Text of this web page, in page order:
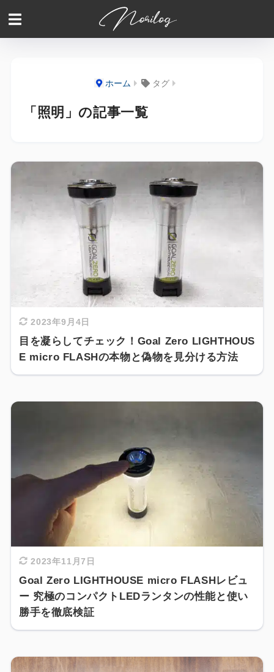
ホーム タグ
「照明」の記事一覧
2023年9月4日
目を凝らしてチェック！Goal Zero LIGHTHOUS
E micro FLASHの本物と偽物を見分ける方法
2023年11月7日
Goal Zero LIGHTHOUSE micro FLASHレビュ
ー 究極のコンパクトLEDランタンの性能と使い
勝手を徹底検証